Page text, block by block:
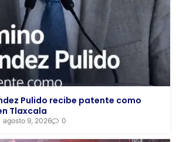
Pulido recibe patente como
Tlaxcala
agosto 9, 2026 0